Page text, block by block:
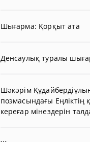
Шығарма: Қорқыт ата
Денсаулық туралы
Шәкәрім
поэмасындағы Еңліктің
кереғар мінездерін